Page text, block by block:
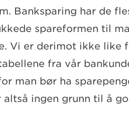
Banksparing har de
spareformen til
Vi er derimot ikke like
fra vår
man bør ha
altså ingen grunn til å